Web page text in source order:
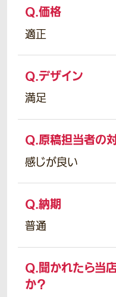
Q.価格
適正
Q.デザイン
満足
Q.原稿担当者の
感じが良い
Q.納期
普通
Q.聞かれたら当
か？